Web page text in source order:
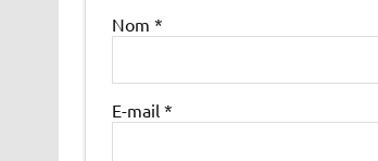
Nom *
E-mail *